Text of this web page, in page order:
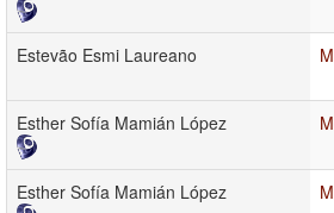
Estevão Esmi Laureano
Esther Sofía Mamián López
Esther Sofía Mamián López